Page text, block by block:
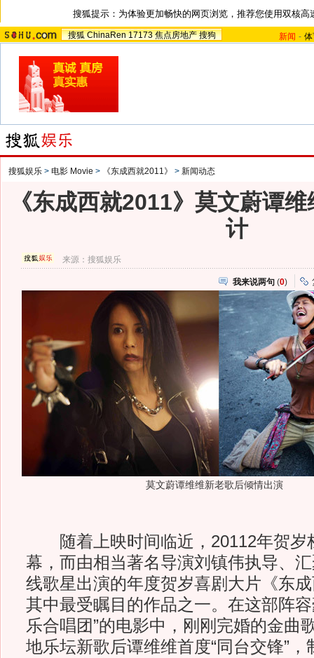
搜狐提示：为体验更加畅快的网页浏览，推荐您使用双核高
搜狐 ChinaRen 17173 焦点房地产 搜狗 新闻 -
搜狐娱乐 > 电影 Movie > 《东成西就2011》 > 新闻动态
《东成西就2011》莫文蔚谭
计
来源：搜狐娱乐
我来说两句 (0)
莫文蔚谭维维新老歌后倾情出演
随着上映时间临近，20112年贺岁
幕，而由相当著名导演刘镇伟执导、
线歌星出演的年度贺岁喜剧大片《东
其中最受瞩目的作品之一。在这部阵
乐合唱团”的电影中，刚刚完婚的金曲
地乐坛新歌后谭维维首度“同台交锋”